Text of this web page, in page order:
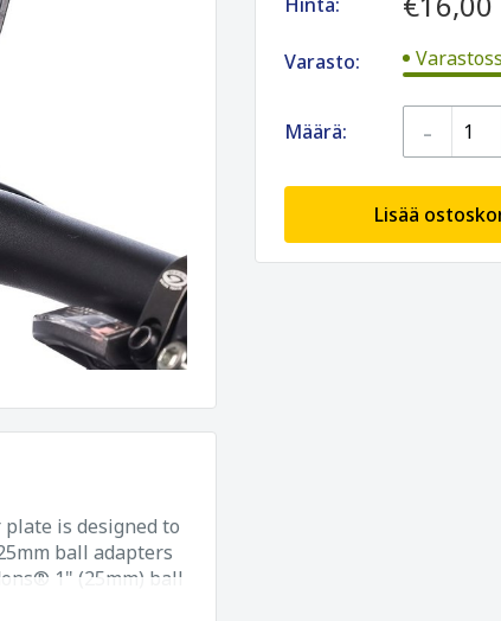
Varasto:
Määrä: -
Lisää
is designed to
ball adapters
1" (25mm) ball